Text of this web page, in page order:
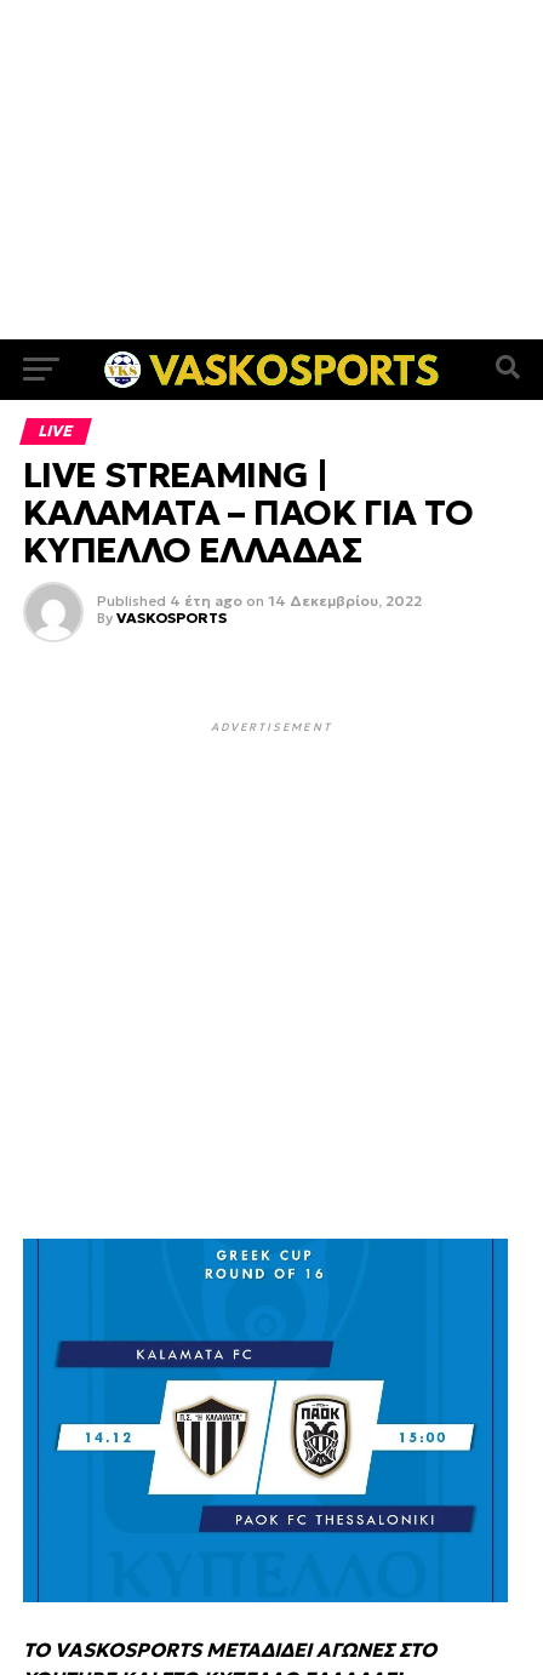
LIVE
LIVE STREAMING |
ΚΑΛΑΜΑΤΑ – ΠΑΟΚ ΓΙΑ ΤΟ
ΚΥΠΕΛΛΟ ΕΛΛΑΔΑΣ
Published 4 έτη ago on 14 Δεκεμβρίου, 2022
By VASKOSPORTS
ADVERTISEMENT
ΤΟ VASKOSPORTS ΜΕΤΑΔΙΔΕΙ ΑΓΩΝΕΣ ΣΤΟ